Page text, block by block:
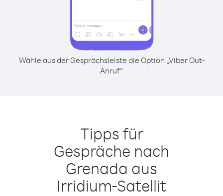
Wähle aus der Gesprächsleiste die Option „Viber Out-
Anruf“
Tipps für
Gespräche nach
Grenada aus
Irridium-Satellit